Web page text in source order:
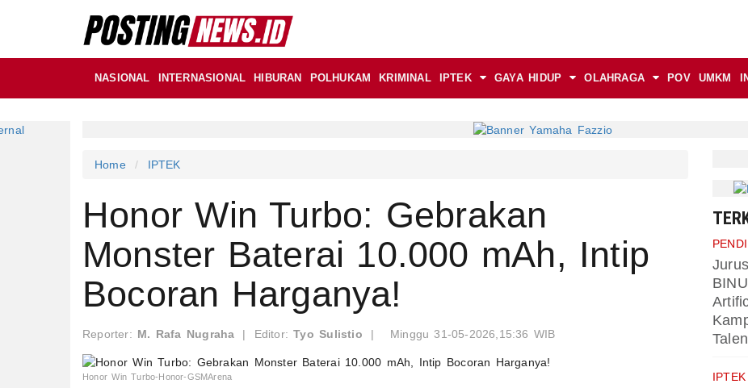
NASIONAL INTERNASIONAL HIBURAN POLHUKAM KRIMINAL IPTEK GAYA HIDUP OLAHRAGA POV UMKM
Home IPTEK
Honor Win Turbo: Gebrakan
Monster Baterai 10.000 mAh, Intip
Bocoran Harganya!
Reporter: M. Rafa Nugraha | Editor:Tyo Sulistio | Minggu 31-05-2026,15:36 WIB
Honor Win Turbo-Honor-GSMArena IPTEK